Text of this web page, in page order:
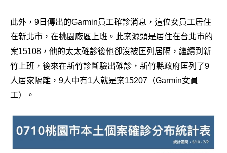
此外，9日傳出的Garmin員工確診消息，這位女員工居住
在新北市，在桃園廠區上班。此案源頭是居住在台北市的
案15108，他的太太確診後他卻沒被匡列居隔，繼續到新
竹上班，後來在新竹診斷驗出確診，新竹縣政府匡列了9
人居家隔離，9人中有1人就是案15207（Garmin女員
工）。